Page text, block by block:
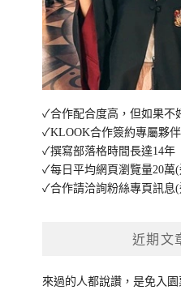
✓合作配合度高，但如果不
✓KLOOK合作簽約專屬夥伴
✓撰寫部落格時間長達14年
✓每日平均網頁瀏覽量20萬(
✓合作請洽詢粉絲專頁訊息(
近期文
來過的人都說讚，是免入